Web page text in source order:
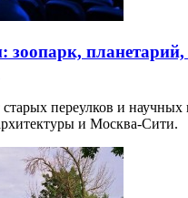
планетарий,
старых переулков и
и Москва-Сити.